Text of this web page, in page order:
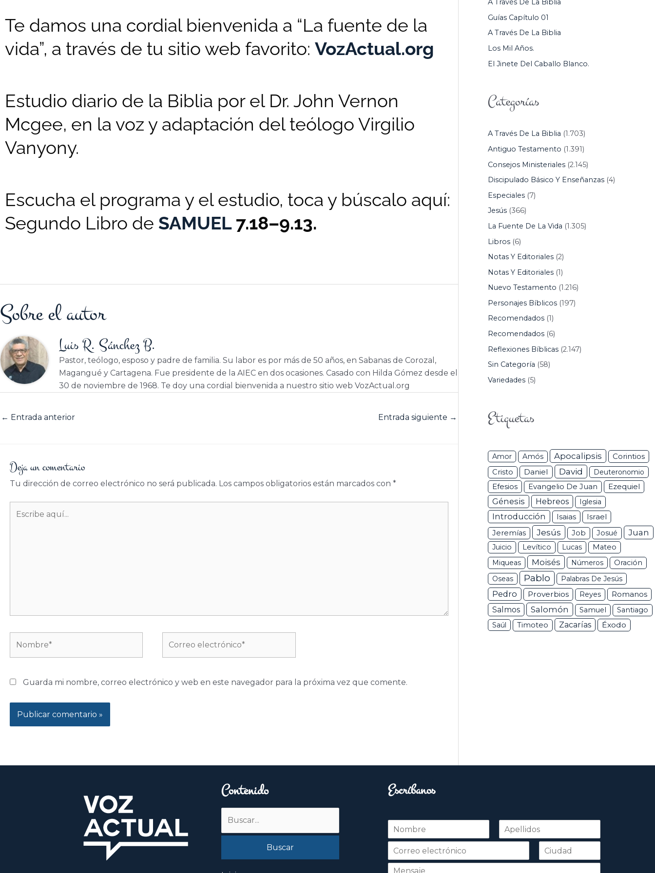
Te damos una cordial bienvenida a “La fuente de la
vida”, a través de tu sitio web favorito: VozActual.org
Estudio diario de la Biblia por el Dr. John Vernon
Mcgee, en la voz y adaptación del teólogo Virgilio
Vanyony.
Escucha el programa y el estudio, toca y búscalo aquí:
Segundo Libro de SAMUEL7.18–9.13.
Sobre el autor
Luis R. Sánchez B.
Pastor, teólogo, esposo y padre de familia. Su labor es por más de 50 años, en Sabanas de Corozal,
Magangué y Cartagena. Fue presidente de la AIEC en dos ocasiones. Casado con Hilda Gómez desde el
30 de noviembre de 1968. Te doy una cordial bienvenida a nuestro sitio web VozActual.org
← Entrada anterior Entrada siguiente →
Deja un comentario
Tu dirección de correo electrónico no será publicada. Los campos obligatorios están marcados con *
Guarda mi nombre, correo electrónico y web en este navegador para la próxima vez que comente.
R
:
A Través De La Biblia
Guías Capítulo 01
A Través De La Biblia
Los Mil Años.
El Jinete Del Caballo Blanco.
Categorías
A Través De La Biblia (1.703)
Antiguo Testamento (1.391)
Consejos Ministeriales(2.145)
Discipulado Básico Y Enseñanzas(4)
Especiales(7)
Jesús(366)
La Fuente De La Vida (1.305)
Libros(6)
Notas Y Editoriales(2)
Notas Y Editoriales(1)
Nuevo Testamento (1.216)
Personajes Bíblicos(197)
Recomendados(1)
Recomendados(6)
Reflexiones Bíblicas(2.147)
Sin Categoría (58)
Variedades(5)
Etiquetas
Amor Amós Apocalipsis Corintios
Cristo Daniel David Deuteronomio
Efesios Evangelio De Juan Ezequiel
Génesis Hebreos Iglesia
Introducción Isaias Israel
Jeremías Jesús Job Josué Juan
Juicio Levítico Lucas
Mateo
Miqueas
Moisés Números
Oración
Oseas
Pablo Palabras De Jesús
Pedro Proverbios Reyes
Romanos
Salmos
Salomón Samuel
Santiago
Saúl
Timoteo Zacarías Éxodo
Contenido Escríbanos
m
r
Nombre Apellidos